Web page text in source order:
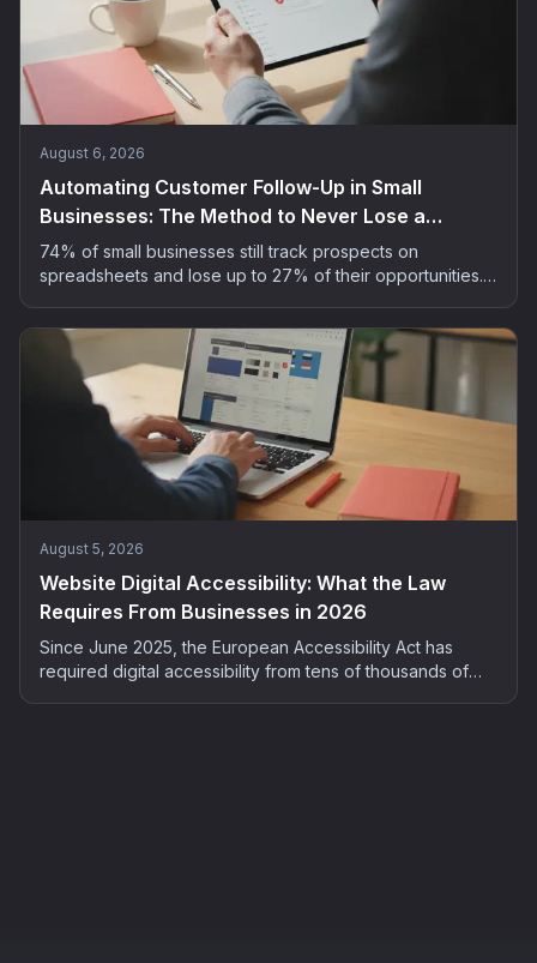
August 6, 2026
Automating Customer Follow-Up in Small
Businesses: The Method to Never Lose a
Prospect
74% of small businesses still track prospects on
spreadsheets and lose up to 27% of their opportunities.
without spending your evenings on it.
August 5, 2026
Website Digital Accessibility: What the Law
Requires From Businesses in 2026
Since June 2025, the European Accessibility Act has
required digital accessibility from tens of thousands of